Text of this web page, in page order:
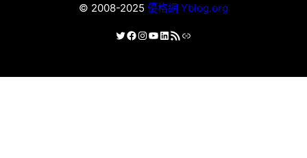
© 2008-2025 優格網 Yblog.org
X Facebook
Instagram
YouTube
LinkedIn
RSS 資訊提供連結